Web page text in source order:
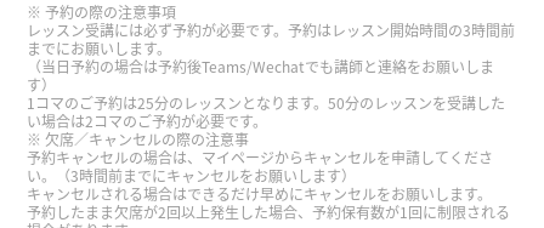
淡。( 女性 )
( 女性 )
休假的时候觉得时间过得很快。( 女性 )
好久不见了，下次也期待和你一起上课！( 40代 女
予約の際の注意事項
レッスン受講には必ず予約が必要です。予約はレッスン開始時間の3時間前
までにお願いします。
（当日予約の場合は予約後Teams/Wechatでも講師と連絡をお願いしま
す）
1コマのご予約は25分のレッスンとなります。50分のレッスンを受講した
い場合は2コマのご予約が必要です。
欠席／キャンセルの際の注意事
予約キャンセルの場合は、マイページからキャンセルを申請してくださ
い。（3時間前までにキャンセルをお願いします）
キャンセルされる場合はできるだけ早めにキャンセルをお願いします。
予約したまま欠席が2回以上発生した場合、予約保有数が1回に制限される